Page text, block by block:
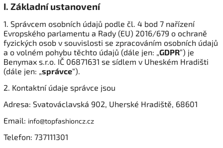
I. Základní ustanovení
1. Správcem osobních údajů podle čl. 4 bod 7 nařízení
Evropského parlamentu a Rady (EU) 2016/679 o ochraně
fyzických osob v souvislosti se zpracováním osobních údajů
a o volném pohybu těchto údajů (dále jen: „GDPR”) je
Benymax s.r.o. IČ 06871631 se sídlem v Uheském Hradišti
(dále jen: „správce“).
2. Kontaktní údaje správce jsou
Adresa: Svatováclavská 902, Uherské Hradiště, 68601
Email: info@topfashioncz.cz
Telefon: 737111301